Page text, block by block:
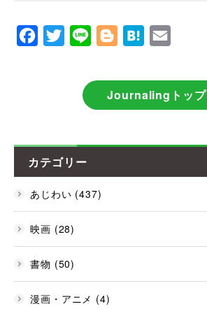
Facebook
TwitterLine BloggerHatena
Journalingトップ
カテゴリー
あじわい (437)
映画 (28)
書物 (50)
漫画・アニメ (4)